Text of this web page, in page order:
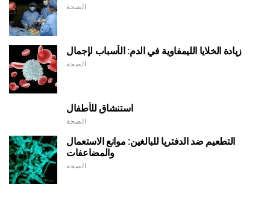
الصحة
زيادة الخلايا الليمفاوية في الدم: الأسباب لإجمال
الصحة
استنشاق للأطفال
الصحة
التطعيم ضد الدفتريا للبالغين: موانع الاستعمال
والمضاعفات
الصحة